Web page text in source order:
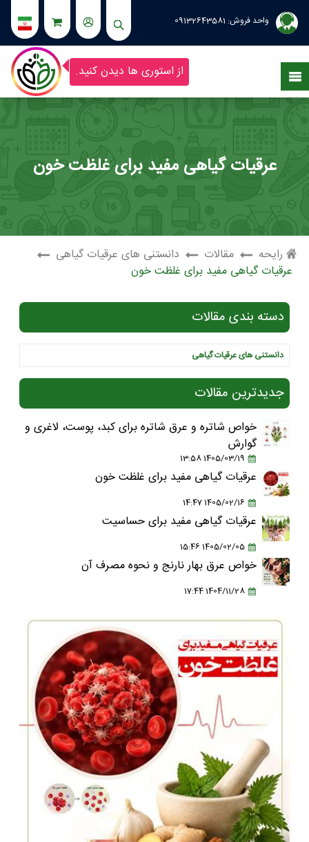
واحد فروش: 09132643581
از استوری ها دیدن کنید.
عرقیات گیاهی مفید برای غلظت خون
رایحه مقالات
دانستنی های عرقیات گیاهی
عرقیات گیاهی مفید برای غلظت خون
دسته بندی مقالات
دانستنی های عرقیات گیاهی
جدیدترین مقالات
خواص شاتره و عرق شاتره برای کبد، پوست، لاغری و
گوارش
1405/03/19 13:58
عرقیات گیاهی مفید برای غلظت خون
1405/02/16 14:47
عرقیات گیاهی مفید برای حساسیت
1405/02/05 15:46
خواص عرق بهار نارنج و نحوه مصرف آن
1404/11/28 17:44